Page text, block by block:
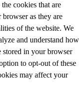
cookies that are
browser as they are
of the website. We
and understand how
stored in your browser
to opt-out of these
may affect your